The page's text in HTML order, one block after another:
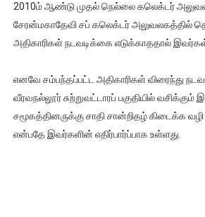
2010ம் ஆண்டு முதல் நெல்லை கலெக்டர்
சேரன்மகாதேவி சப் கலெக்டர் அலுவலகத்தில்
அதிகாரிகள் நடவடிக்கை எடுக்காததால்
எனவே சம்பந்தப்பட்ட அதிகாரிகள் விரைந்து
வீரவநல்லூர் சுற்றுவட்டாரப் பகுதியில் வசிக்கும்
சமூகத்தினருக்கு சாதி சான்றிதழ் கிடைக்க
என்பதே இவர்களின் எதிர்பார்ப்பாக உள்ளது.